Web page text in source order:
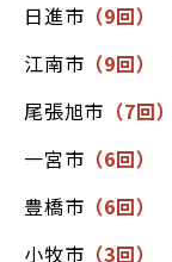
日進市 （9回）
江南市 （9回）
尾張旭市 （7回）
一宮市 （6回）
豊橋市 （6回）
小牧市 （3回）